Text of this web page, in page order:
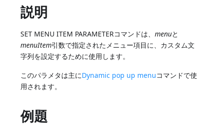
説明
SET MENU ITEM PARAMETERコマンドは、menuと
menuItem引数で指定されたメニュー項目に、カスタム文
字列を設定するために使用します。
このパラメタは主にDynamic pop up menuコマンドで使
用されます。
例題